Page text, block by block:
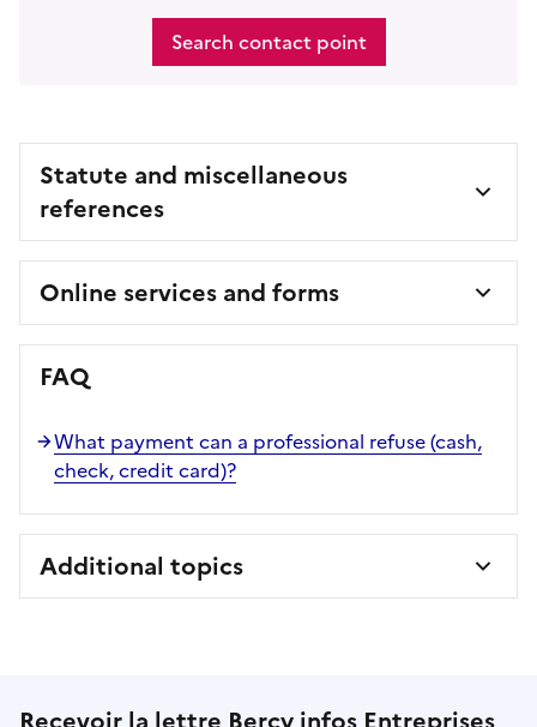
Search contact point
Statute and miscellaneous
references
Online services and forms
FAQ
What payment can a professional refuse (cash,
check, credit card)?
Additional topics